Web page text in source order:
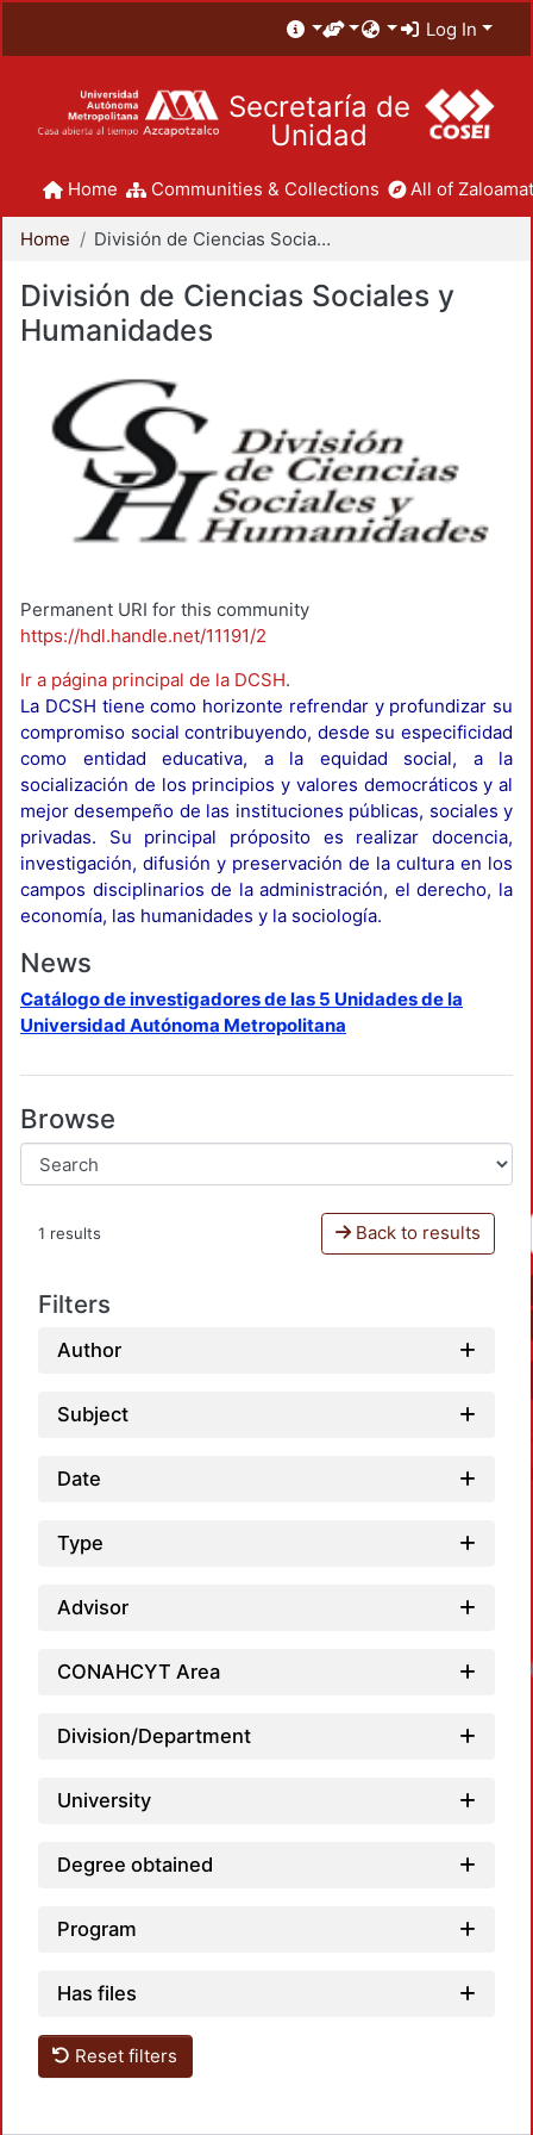
Log In
Secretaría de
Unidad
Home Communities & Collections All of
Home División de Ciencias Sociales y Humanidades
División de Ciencias Sociales y
Humanidades
Permanent URI for this community
https://hdl.handle.net/11191/2
Ir a página principal de la DCSH.
La DCSH tiene como horizonte refrendar y profundizar su
compromiso social contribuyendo, desde su especificidad
como entidad educativa, a la equidad social, a la
socialización de los principios y valores democráticos y al
mejor desempeño de las instituciones públicas, sociales y
privadas. Su principal próposito es realizar docencia,
investigación, difusión y preservación de la cultura en los
campos disciplinarios de la administración, el derecho, la
economía, las humanidades y la sociología.
News
Catálogo de investigadores de las 5 Unidades de la
Universidad Autónoma Metropolitana
Browse
1 results Back to results
Filters
Author
Subject
Date
Type
Advisor
CONAHCYT Area
Division/Department
University
Degree obtained
Program
Has files
Reset filters